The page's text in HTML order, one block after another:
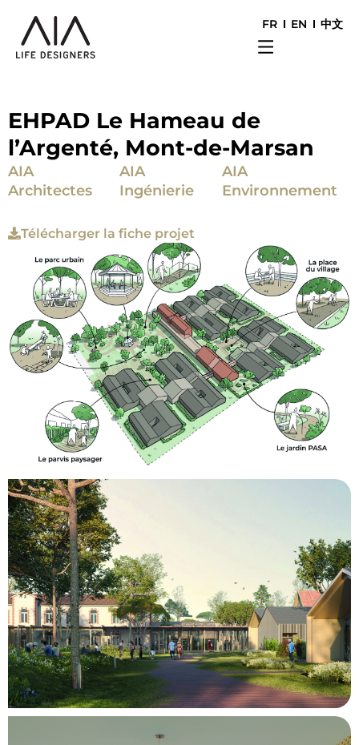
FR EN 中文
EHPAD Le Hameau de
l’Argenté, Mont-de-Marsan
AIA
Architectes
AIA
Ingénierie
AIA
Environnement
Télécharger la fiche projet